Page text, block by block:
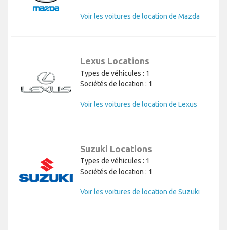
Voir les voitures de location de Mazda
Lexus Locations
Types de véhicules : 1
Sociétés de location : 1
Voir les voitures de location de Lexus
Suzuki Locations
Types de véhicules : 1
Sociétés de location : 1
Voir les voitures de location de Suzuki